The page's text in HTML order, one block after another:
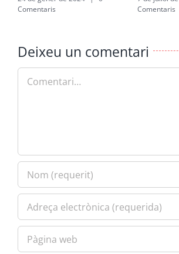
Comentaris
Comentaris
Deixeu un comentari